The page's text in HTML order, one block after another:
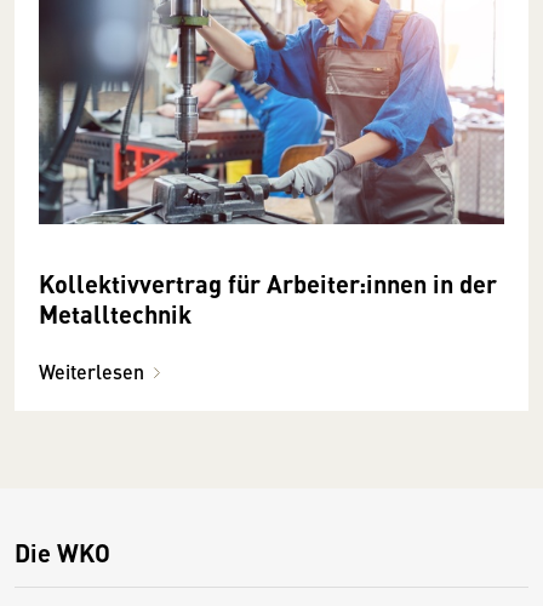
Kollektivvertrag für Arbeiter:innen in der
Metalltechnik
Weiterlesen
Die WKO